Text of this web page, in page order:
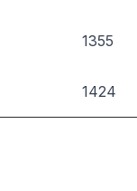
1355
1424